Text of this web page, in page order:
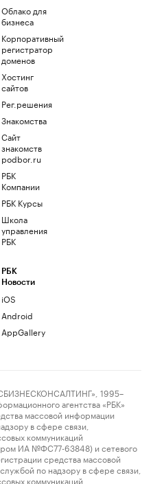
Облако для
бизнеса
Корпоративный
регистратор
доменов
Хостинг
сайтов
Рег.решения
Знакомства
Сайт
знакомств
podbor.ru
РБК
Компании
РБК Курсы
Школа
управления
РБК
РБК
Новости
iOS
Android
AppGallery
1995–
агентства «РБК»
массовой информации
в сфере связи,
коммуникаций
ИА №ФС77-63848) и сетевого
средства массовой
по надзору в сфере связи,
коммуникаций